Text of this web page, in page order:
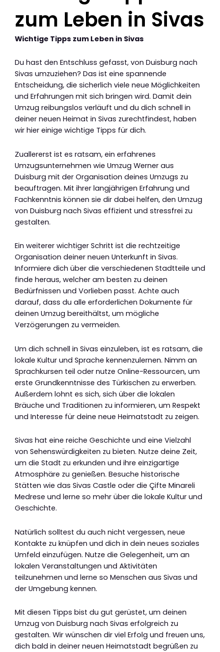
zum Leben in Sivas
Wichtige Tipps zum Leben in Sivas
Du hast den Entschluss gefasst, von Duisburg nach
Sivas umzuziehen? Das ist eine spannende
Entscheidung, die sicherlich viele neue Möglichkeiten
und Erfahrungen mit sich bringen wird. Damit dein
Umzug reibungslos verläuft und du dich schnell in
deiner neuen Heimat in Sivas zurechtfindest, haben
wir hier einige wichtige Tipps für dich.
Zuallererst ist es ratsam, ein erfahrenes
Umzugsunternehmen wie Umzug Werner aus
Duisburg mit der Organisation deines Umzugs zu
beauftragen. Mit ihrer langjährigen Erfahrung und
Fachkenntnis können sie dir dabei helfen, den Umzug
von Duisburg nach Sivas effizient und stressfrei zu
gestalten.
Ein weiterer wichtiger Schritt ist die rechtzeitige
Organisation deiner neuen Unterkunft in Sivas.
Informiere dich über die verschiedenen Stadtteile und
finde heraus, welcher am besten zu deinen
Bedürfnissen und Vorlieben passt. Achte auch
darauf, dass du alle erforderlichen Dokumente für
deinen Umzug bereithältst, um mögliche
Verzögerungen zu vermeiden.
Um dich schnell in Sivas einzuleben, ist es ratsam, die
lokale Kultur und Sprache kennenzulernen. Nimm an
Sprachkursen teil oder nutze Online-Ressourcen, um
erste Grundkenntnisse des Türkischen zu erwerben.
Außerdem lohnt es sich, sich über die lokalen
Bräuche und Traditionen zu informieren, um Respekt
und Interesse für deine neue Heimatstadt zu zeigen.
Sivas hat eine reiche Geschichte und eine Vielzahl
von Sehenswürdigkeiten zu bieten. Nutze deine Zeit,
um die Stadt zu erkunden und ihre einzigartige
Atmosphäre zu genießen. Besuche historische
Stätten wie das Sivas Castle oder die Çifte Minareli
Medrese und lerne so mehr über die lokale Kultur und
Geschichte.
Natürlich solltest du auch nicht vergessen, neue
Kontakte zu knüpfen und dich in dein neues soziales
Umfeld einzufügen. Nutze die Gelegenheit, um an
lokalen Veranstaltungen und Aktivitäten
teilzunehmen und lerne so Menschen aus Sivas und
der Umgebung kennen.
Mit diesen Tipps bist du gut gerüstet, um deinen
Umzug von Duisburg nach Sivas erfolgreich zu
gestalten. Wir wünschen dir viel Erfolg und freuen uns,
dich bald in deiner neuen Heimatstadt begrüßen zu